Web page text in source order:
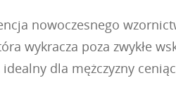
nowoczesnego
wykracza poza zwykłe
dla mężczyzny